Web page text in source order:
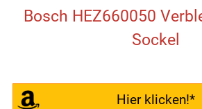
Bosch HEZ660050
Sockel
Hier klicken!*